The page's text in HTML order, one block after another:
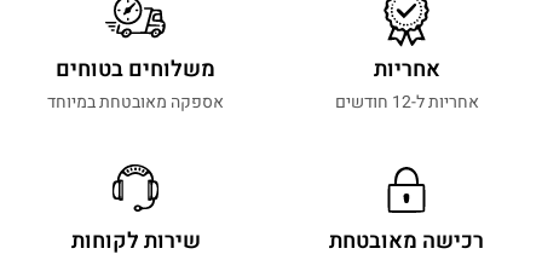
משלוחים בטוחים
אספקה מאובטחת במיוחד
אחריות
אחריות ל-12 חודשים
שירות לקוחות רכישה מאובטחת